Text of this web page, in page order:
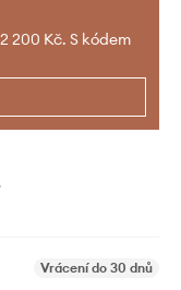
200 Kč. S kódem
Vrácení do 30 dnů